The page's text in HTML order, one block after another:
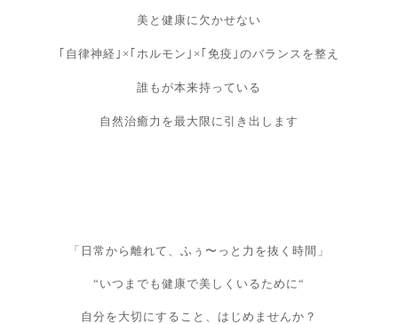
美と健康に欠かせない
｢自律神経｣×｢ホルモン｣×｢免疫｣のバランスを整え
誰もが本来持っている
自然治癒力を最大限に引き出します
「日常から離れて、ふぅ〜っと力を抜く時間」
“いつまでも健康で美しくいるために“
自分を大切にすること、はじめませんか？